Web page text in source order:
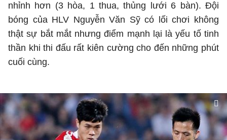
nhỉnh hơn (3 hòa, 1 thua, thủng lưới 6 bàn). Đội
bóng của HLV Nguyễn Văn Sỹ có lối chơi không
thật sự bắt mắt nhưng điểm mạnh lại là yếu tố tinh
thần khi thi đấu rất kiên cường cho đến những phút
cuối cùng.